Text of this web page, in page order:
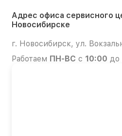
Адрес офиса сервисного
Новосибирске
г. Новосибирск, ул.
Работаем ПН-ВС с 10:00 до